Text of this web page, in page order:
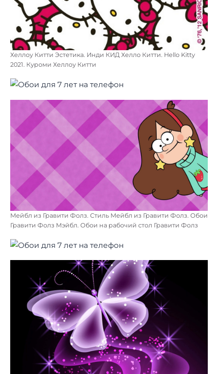
Хеллоу Китти Эстетика. Инди КИД Хелло Китти. Hello Kitty
2021. Куроми Хеллоу Китти
Мейбл из Гравити Фолз. Стиль Мейбл из Гравити Фолз. Обои
Гравити Фолз Мэйбл. Обои на рабочий стол Гравити Фолз